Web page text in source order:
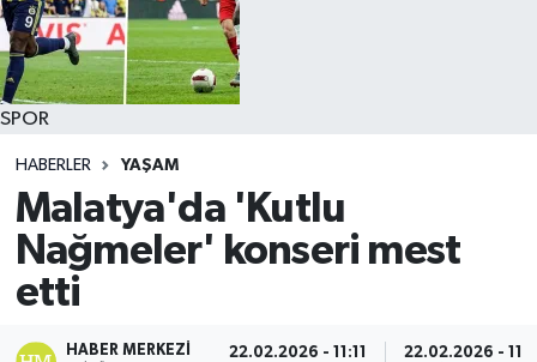
SPOR
HABERLER YAŞAM
Malatya'da 'Kutlu
Nağmeler' konseri mest
etti
HABER MERKEZI 22.02.2026 - 11:11 22.02.2026 -